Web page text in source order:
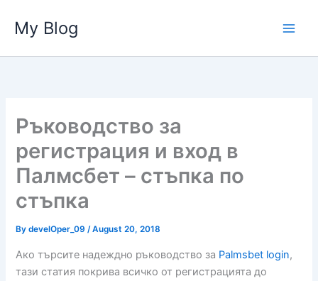
content
My Blog
Ръководство за
регистрация и вход в
Палмсбет – стъпка по
стъпка
BydevelOper_09/August 20, 2018
Ако търсите надеждно ръководство за Palmsbet login,
тази статия покрива всичко от регистрацията до